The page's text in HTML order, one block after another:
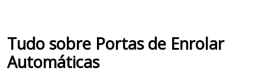
Tudo sobre Portas de Enrolar
Automáticas